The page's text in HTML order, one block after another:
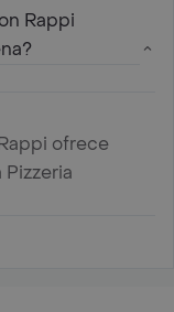
Rappi
ofrece